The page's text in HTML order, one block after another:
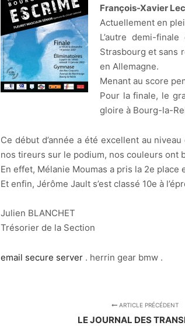
François-Xavier
Actuellement en
L’autre demi-
Strasbourg et sans
en Allemagne.
Menant au score
Pour la finale, le
gloire à Bourg-la-
Ce début d’année a été excellent au
nos tireurs sur le podium, nos couleurs ont
En effet, Mélanie Moumas a pris la 2e
Et enfin, Jérôme Jault s’est classé 10e à
Julien BLANCHET
Trésorier de la Section
email secure server . herrin gear bmw .
ARTICLE PRÉCÉDENT
LE JOURNAL DES